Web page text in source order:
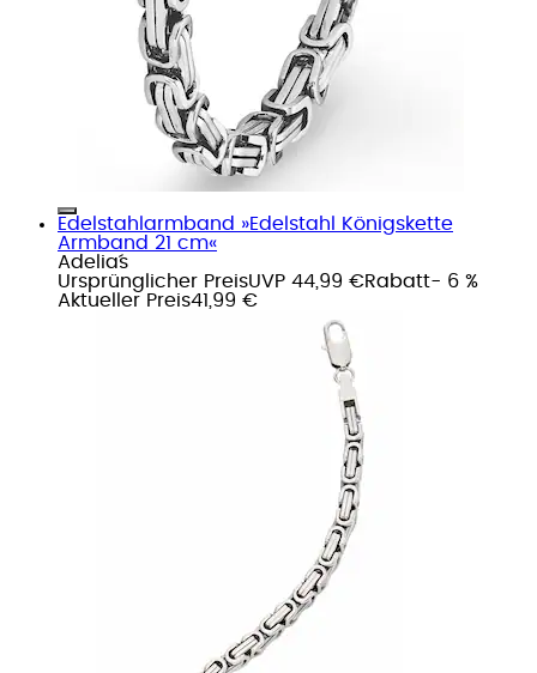
Edelstahlarmband »Edelstahl Königskette
Armband 21 cm«
Adelia´s
Ursprünglicher PreisUVP 44,99 €Rabatt- 6 %
Aktueller Preis41,99 €